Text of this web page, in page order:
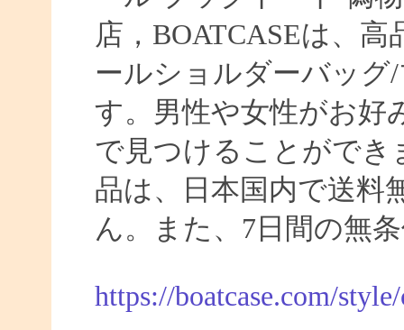
店，BOATCASEは、
ールショルダーバッ
す。男性や女性がお好
で見つけることができ
品は、日本国内で送料
ん。また、7日間の無
https://boatcase.com/